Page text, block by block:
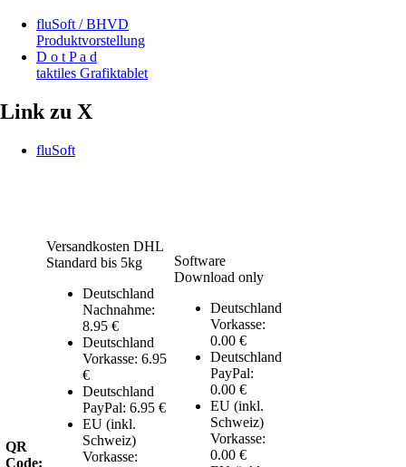
fluSoft / BHVD
Produktvorstellung
D o t P a d
taktiles Grafiktablet
Link zu X
fluSoft
QR
Code:
Versandkosten DHL
Standard bis 5kg
Deutschland
Nachnahme:
8.95 €
Deutschland
Vorkasse: 6.95
€
Deutschland
PayPal: 6.95 €
EU (inkl.
Schweiz)
Vorkasse:
Software
Download only
Deutschland
Vorkasse:
0.00 €
Deutschland
PayPal:
0.00 €
EU (inkl.
Schweiz)
Vorkasse:
0.00 €